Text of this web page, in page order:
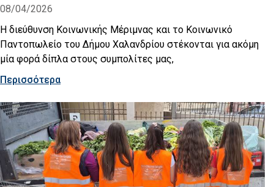
08/04/2026
Η διεύθυνση Κοινωνικής Μέριμνας και το Κοινωνικό
Παντοπωλείο του Δήμου Χαλανδρίου στέκονται για ακόμη
μία φορά δίπλα στους συμπολίτες μας,
Περισσότερα